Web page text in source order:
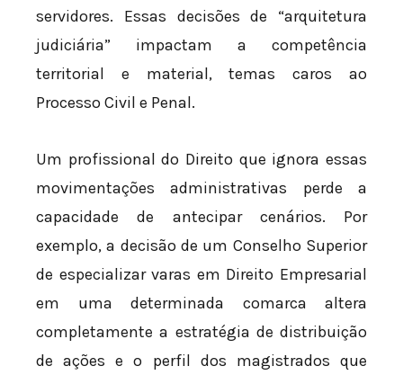
servidores. Essas decisões de “arquitetura
judiciária” impactam a competência
territorial e material, temas caros ao
Processo Civil e Penal.
Um profissional do Direito que ignora essas
movimentações administrativas perde a
capacidade de antecipar cenários. Por
exemplo, a decisão de um Conselho Superior
de especializar varas em Direito Empresarial
em uma determinada comarca altera
completamente a estratégia de distribuição
de ações e o perfil dos magistrados que